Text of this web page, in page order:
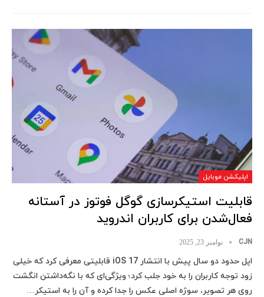
اپلیکشن موبایل
قابلیت استیکرسازی گوگل فوتوز در آستانه
فعال‌شدن برای کاربران اندروید
CJN نوامبر 23, 2025
اپل حدود دو سال پیش با انتشار iOS 17 قابلیتی معرفی کرد که خیلی
زود توجه کاربران را به خود جلب کرد؛ ویژگی‌ای که با نگه‌داشتن انگشت
روی هر تصویر، سوژه اصلی عکس را جدا کرده و آن را به استیکر…